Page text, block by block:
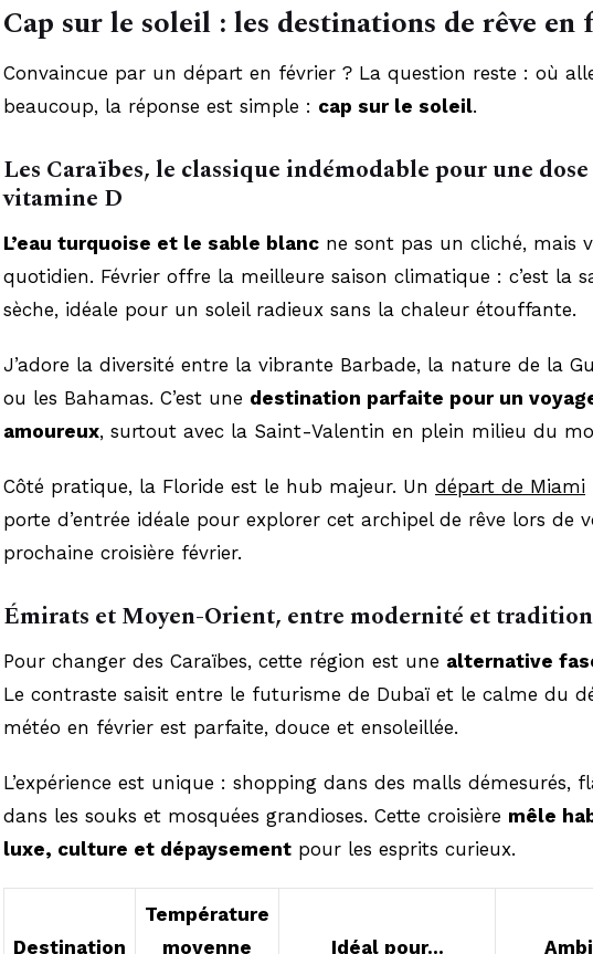
Cap sur le soleil : les destinations de rêve en
Convaincue par un départ en février ? La question reste : où
beaucoup, la réponse est simple : cap sur le soleil.
Les Caraïbes, le classique indémodable pour une
vitamine D
L’eau turquoise et le sable blanc ne sont pas un cliché, mais
quotidien. Février offre la meilleure saison climatique : c’est la
sèche, idéale pour un soleil radieux sans la chaleur étouffante.
J’adore la diversité entre la vibrante Barbade, la nature de la
ou les Bahamas. C’est une destination parfaite pour un
amoureux, surtout avec la Saint-Valentin en plein milieu du
Côté pratique, la Floride est le hub majeur. Un départ de Miami
porte d’entrée idéale pour explorer cet archipel de rêve lors de
prochaine croisière février.
Émirats et Moyen-Orient, entre modernité et
Pour changer des Caraïbes, cette région est une alternative
Le contraste saisit entre le futurisme de Dubaï et le calme du
météo en février est parfaite, douce et ensoleillée.
L’expérience est unique : shopping dans des malls démesurés,
dans les souks et mosquées grandioses. Cette croisière mêle
luxe, culture et dépaysement pour les esprits curieux.
Destination
Température
moyenne
Idéal pour…